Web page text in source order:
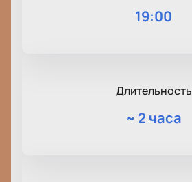
19:00
Длительность
~ 2 часа